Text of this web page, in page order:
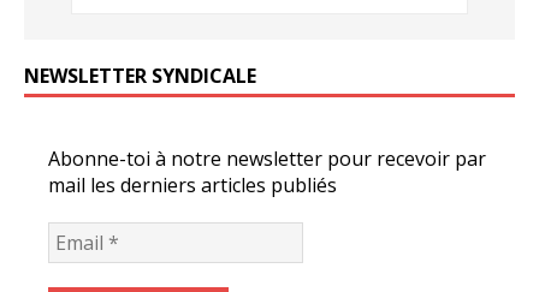
NEWSLETTER SYNDICALE
Abonne-toi à notre newsletter pour recevoir par
mail les derniers articles publiés